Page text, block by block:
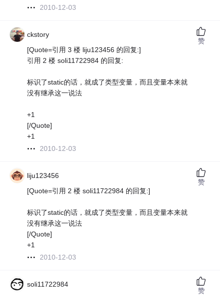
2010-12-03
ckstory
[Quote=引用 3 楼 liju123456 的回复:]
引用 2 楼 soli11722984 的回复:
标识了static的话，就成了类型变量，而且变量本来就
没有继承这一说法
+1
[/Quote]
+1
2010-12-03
赞
liju123456
[Quote=引用 2 楼 soli11722984 的回复:]
标识了static的话，就成了类型变量，而且变量本来就
没有继承这一说法
[/Quote]
+1
2010-12-03
赞
soli11722984
赞